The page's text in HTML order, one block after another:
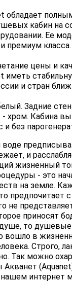
обладает
кабин на
Ее
премиум класса.
цены и
иметь
и стран
Задние
хром. Кабина
без
и
жизненный
- это
на земле.
предпочитает
не
приносят
то
вошло в
Строго,
Так можно
интернет